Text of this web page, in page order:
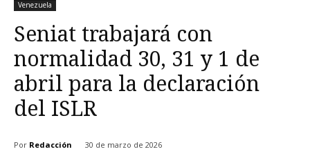
Venezuela
Seniat trabajará con
normalidad 30, 31 y 1 de
abril para la declaración
del ISLR
Por Redacción 30 de marzo de 2026